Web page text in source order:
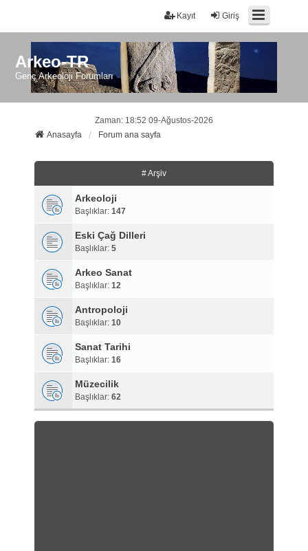
Giriş
Kayıt
Arkeo-TR
Genç Arkeoloji Forumları
Zaman: 18:52 09-Ağustos-2026
Anasayfa
Forum ana sayfa
# Arşiv
Arkeoloji
Başlıklar: 147
Eski Çağ Dilleri
Başlıklar: 5
Arkeo Sanat
Başlıklar: 12
Antropoloji
Başlıklar: 10
Sanat Tarihi
Başlıklar: 16
Müzecilik
Başlıklar: 62